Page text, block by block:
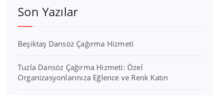
Son Yazılar
Beşiktaş Dansöz Çağırma Hizmeti
Tuzla Dansöz Çağırma Hizmeti: Özel
Organizasyonlarınıza Eğlence ve Renk Katın